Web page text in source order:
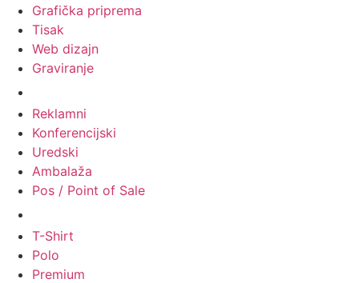
Grafička priprema
Tisak
Web dizajn
Graviranje
Reklamni
Konferencijski
Uredski
Ambalaža
Pos / Point of Sale
T-Shirt
Polo
Premium